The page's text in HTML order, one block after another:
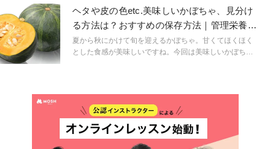
が心配、という方もいるのではないでしょうか？そこで
本記事では、秋に旬を迎える食材のエネルギーと糖質を
徹底比較します。秋の食材の太りにくい食べ方も紹介す
るので、参考にしてくださいね。
ヘタや皮の色etc.美味しいかぼちゃ、見分け
る方法は？おすすめの保存方法｜管理栄養士
が解説
夏から秋にかけて旬を迎えるかぼちゃ。甘くてほくほく
とした食感が美味しいですね。今回は美味しいかぼちゃ